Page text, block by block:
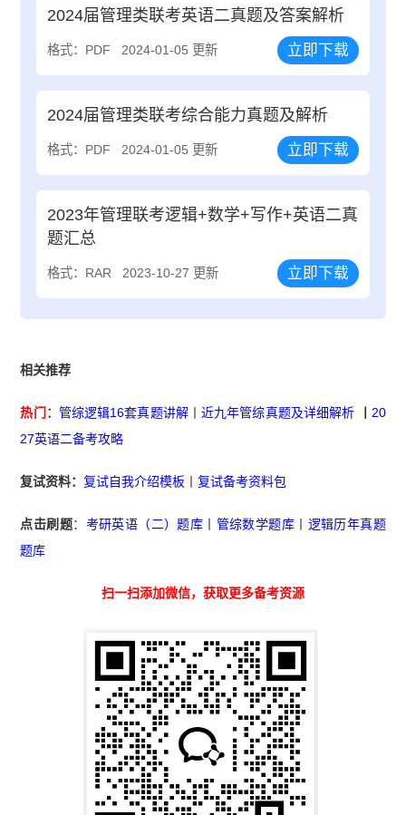
2024届管理类联考英语二真题及答案解析
格式：PDF 2024-01-05 更新 立即下载
2024届管理类联考综合能力真题及解析
格式：PDF 2024-01-05 更新 立即下载
2023年管理联考逻辑+数学+写作+英语二真
题汇总
格式：RAR 2023-10-27 更新 立即下载
相关推荐
热门： 管综逻辑16套真题讲解丨近九年管综真题及详细解析
20
27英语二备考攻略
复试资料：复试自我介绍模板 丨复试备考资料包
点击刷题： 考研英语（二）题库 管综数学题库
逻辑历年真题
题库
扫一扫添加微信，获取更多备考资源